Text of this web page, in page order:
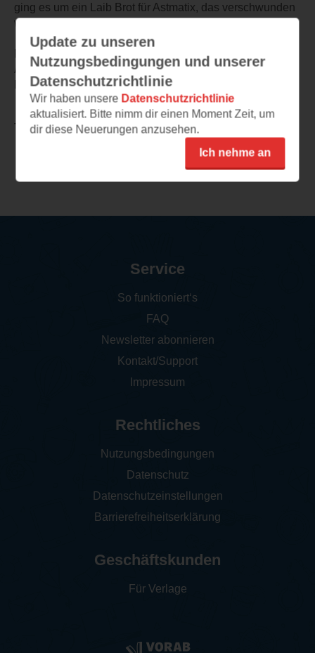
ging es um ein Laib Brot für Astmatix, das verschwunden
war.
Fazit:
Auch der achte Teil der Reihe war wieder amüsant zu
lesen.
TEILEN
Update zu unseren
Nutzungsbedingungen und unserer
Datenschutzrichtlinie
Wir haben unsere Datenschutzrichtlinie
aktualisiert. Bitte nimm dir einen Moment Zeit, um
dir diese Neuerungen anzusehen.
Ich nehme an
Service
So funktioniert‘s
FAQ
Newsletter abonnieren
Kontakt/Support
Impressum
Rechtliches
Nutzungsbedingungen
Datenschutz
Datenschutzeinstellungen
Barrierefreiheitserklärung
Geschäftskunden
Für Verlage